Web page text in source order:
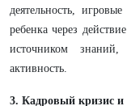
деятельность,
ребенка через
источником
активность.
3. Кадровый кризис и